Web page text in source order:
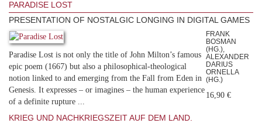
PARADISE LOST
PRESENTATION OF NOSTALGIC LONGING IN DIGITAL GAMES
Paradise Lost is not only the title of John Milton’s famous
epic poem (1667) but also a philosophical-theological
notion linked to and emerging from the Fall from Eden in
Genesis. It expresses – or imagines – the human experience
of a definite rupture ...
FRANK
BOSMAN
(HG.),
ALEXANDER
DARIUS
ORNELLA
(HG.)
16,90 €
KRIEG UND NACHKRIEGSZEIT AUF DEM LAND.